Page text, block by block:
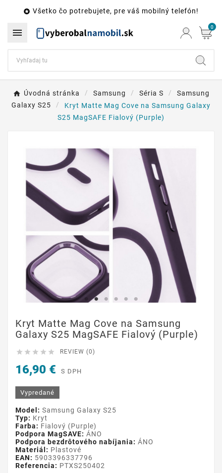
 Všetko čo potrebujete, pre váš mobilný telefón!
 0
Úvodná stránka Samsung Séria S
Samsung
Galaxy S25
Kryt Matte Mag Cove na Samsung Galaxy
S25 MagSAFE Fialový (Purple)
Kryt Matte Mag Cove na Samsung
Galaxy S25 MagSAFE Fialový (Purple)
     REVIEW (0)
16,90 € S DPH
Vypredané
Model: Samsung Galaxy S25
Typ: Kryt
Farba: Fialový (Purple)
Podpora MagSAVE: ÁNO
Podpora bezdrôtového nabíjania: ÁNO
Materiál: Plastové
EAN: 5903396337796
Referencia: PTXS250402